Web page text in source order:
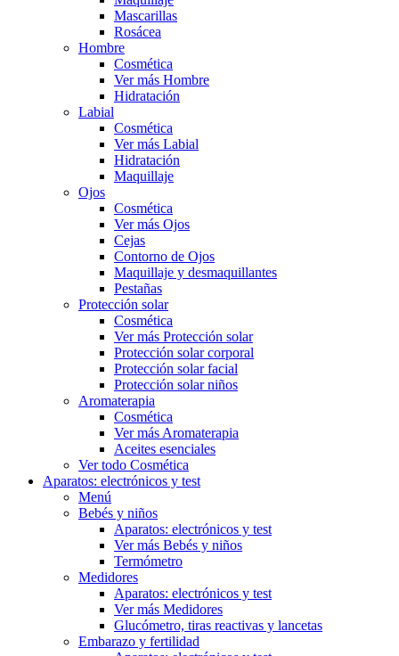
Mascarillas
Rosácea
Hombre
Cosmética
Ver más Hombre
Hidratación
Labial
Cosmética
Ver más Labial
Hidratación
Maquillaje
Ojos
Cosmética
Ver más Ojos
Cejas
Contorno de Ojos
Maquillaje y desmaquillantes
Pestañas
Protección solar
Cosmética
Ver más Protección solar
Protección solar corporal
Protección solar facial
Protección solar niños
Aromaterapia
Cosmética
Ver más Aromaterapia
Aceites esenciales
Ver todo Cosmética
Aparatos: electrónicos y test
Menú
Bebés y niños
Aparatos: electrónicos y test
Ver más Bebés y niños
Termómetro
Medidores
Aparatos: electrónicos y test
Ver más Medidores
Glucómetro, tiras reactivas y lancetas
Embarazo y fertilidad